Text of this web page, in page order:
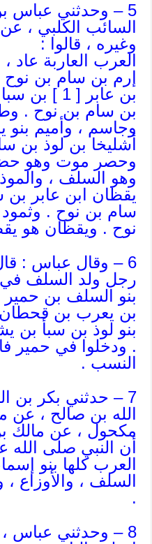
5 – وحدثني
السائب الكلبي ،
وغيره ، قالوا :
العرب العاربة عاد
إرم بن سام بن
بن عابر [
بن سام بن نوح .
أشليخا بن لوذ بن
وحصر موت وهو
وهو السلف ،
يقظان ابن عابر
سام بن نوح .
نوح . ويقظان هو
6 – وقال عباس : قال أبى [ 3 ] :
رجل ولد السلف في
بنو السلف بن
بن يعرب بن قحطان
. ودخلوا في حمير
النسب .
الله بن صالح ، عن
مكحول ، عن مالك
أن النبي صلى الله
العرب كلها بنو
السلف ،
.
8 – وحدثني عباس ، عن أبيه ، قال :